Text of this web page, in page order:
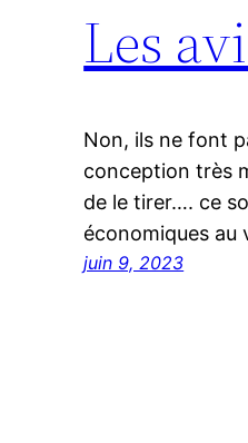
Les
Non, ils ne font
conception très
de le tirer…. ce
économiques au
juin 9, 2023